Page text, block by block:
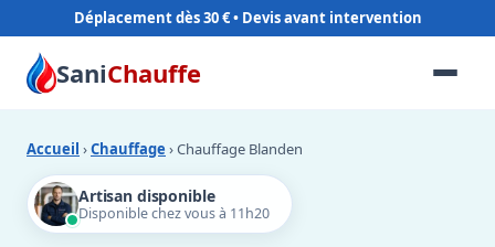
Déplacement dès 30 €
SaniChauffe
Accueil ›Chauffage › Chauffage Blanden
Artisan disponible
Disponible chez vous à 11h20